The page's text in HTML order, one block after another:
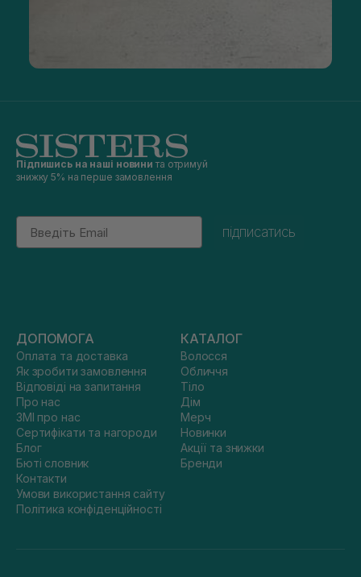
Підпишись на наші новини та отримуй
знижку 5% на перше замовлення
Email
підписатись
ДОПОМОГА
Оплата та доставка
Як зробити замовлення
Відповіді на запитання
Про нас
ЗМІ про нас
Сертифікати та нагороди
Блог
Бюті словник
Контакти
Умови використання сайту
Політика конфіденційності
КАТАЛОГ
Волосся
Обличчя
Тіло
Дім
Мерч
Новинки
Акції та знижки
Бренди